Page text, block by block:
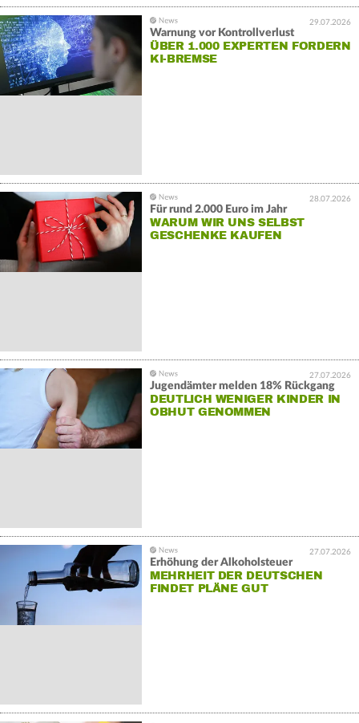
29.07.2026
Warnung vor Kontrollverlust
ÜBER 1.000 EXPERTEN FORDERN
KI-BREMSE
28.07.2026
Für rund 2.000 Euro im Jahr
WARUM WIR UNS SELBST
GESCHENKE KAUFEN
27.07.2026
Jugendämter melden 18% Rückgang
DEUTLICH WENIGER KINDER IN
OBHUT GENOMMEN
27.07.2026
Erhöhung der Alkoholsteuer
MEHRHEIT DER DEUTSCHEN
FINDET PLÄNE GUT